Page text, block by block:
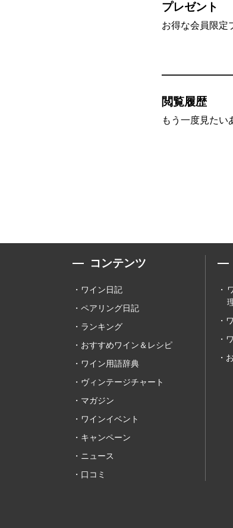
プレゼント
お得な会員限定
閲覧履歴
もう一度見たい
コンテンツ
ワイン日記
ペアリング日記
ランキング
おすすめワイン＆レシピ
ワイン用語辞典
ヴィンテージチャート
マガジン
ワインイベント
キャンペーン
ニュース
口コミ